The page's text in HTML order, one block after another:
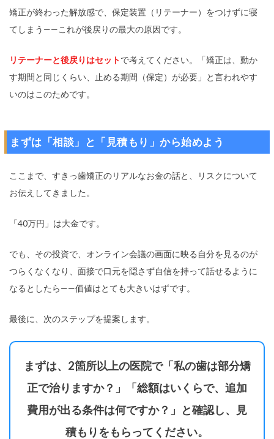
矯正が終わった解放感で、保定装置（リテーナー）をつけずに寝
てしまう——これが後戻りの最大の原因です。
リテーナーと後戻りはセットで考えてください。「矯正は、動か
す期間と同じくらい、止める期間（保定）が必要」と言われやす
いのはこのためです。
まずは「相談」と「見積もり」から始めよう
ここまで、すきっ歯矯正のリアルなお金の話と、リスクについて
お伝えしてきました。
「40万円」は大金です。
でも、その投資で、オンライン会議の画面に映る自分を見るのが
つらくなくなり、面接で口元を隠さず自信を持って話せるように
なるとしたら——価値はとても大きいはずです。
最後に、次のステップを提案します。
まずは、2箇所以上の医院で「私の歯は部分矯
正で治りますか？」「総額はいくらで、追加
費用が出る条件は何ですか？」と確認し、見
積もりをもらってください。